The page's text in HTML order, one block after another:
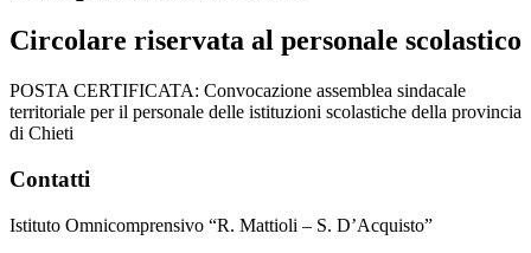
Circolare riservata al personale scolastico
POSTA CERTIFICATA: Convocazione assemblea sindacale
territoriale per il personale delle istituzioni scolastiche della provincia
di Chieti
Contatti
Istituto Omnicomprensivo “R. Mattioli – S. D’Acquisto”